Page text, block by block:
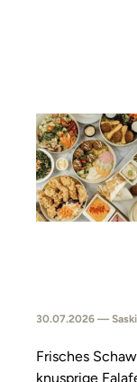
30.07.2026 —
Frisches
knusprige